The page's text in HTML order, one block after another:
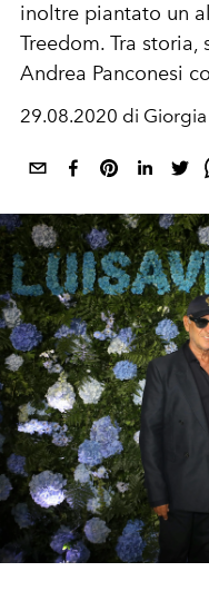
inoltre piantato un
Treedom. Tra
Andrea Panconesi
29.08.2020 di